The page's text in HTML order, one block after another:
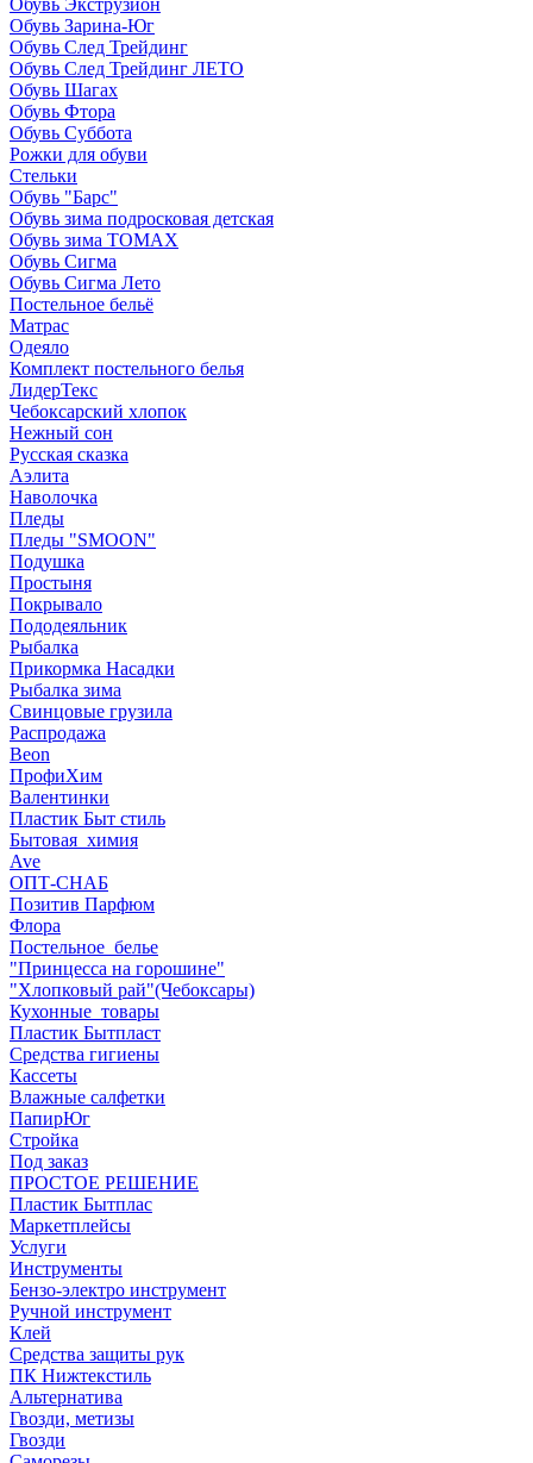
Обувь Экструзион
Обувь Зарина-Юг
Обувь След Трейдинг
Обувь След Трейдинг ЛЕТО
Обувь Шагах
Обувь Фтора
Обувь Суббота
Рожки для обуви
Стельки
Обувь "Барс"
Обувь зима подросковая детская
Обувь зима ТОМАХ
Обувь Сигма
Обувь Сигма Лето
Постельное бельё
Матрас
Одеяло
Комплект постельного белья
ЛидерТекс
Чебоксарский хлопок
Нежный сон
Русская сказка
Аэлита
Наволочка
Пледы
Пледы "SMOON"
Подушка
Простыня
Покрывало
Пододеяльник
Рыбалка
Прикормка Насадки
Рыбалка зима
Свинцовые грузила
Распродажа
Beon
ПрофиХим
Валентинки
Пластик Быт стиль
Бытовая_химия
Ave
ОПТ-СНАБ
Позитив Парфюм
Флора
Постельное_белье
"Принцесса на горошине"
"Хлопковый рай"(Чебоксары)
Кухонные_товары
Пластик Бытпласт
Средства гигиены
Кассеты
Влажные салфетки
ПапирЮг
Стройка
Под заказ
ПРОСТОЕ РЕШЕНИЕ
Пластик Бытплас
Маркетплейсы
Услуги
Инструменты
Бензо-электро инструмент
Ручной инструмент
Клей
Средства защиты рук
ПК Нижтекстиль
Альтернатива
Гвозди, метизы
Гвозди